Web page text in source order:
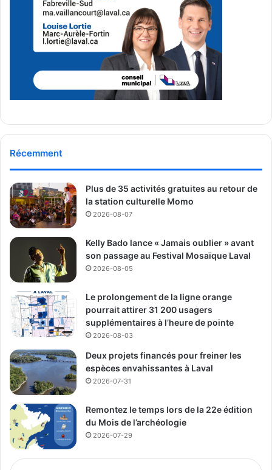
Élaine Thibert, Emilie-Claire Barlow et Beyries.
Dans le Vieux-Sainte-Rose, des spectacles de Sandrine
Masse, Maxence Lapierre, Mélissa Ouimet et Banitsa sont
aussi prévus. La berge aux Quatre-Vents accueillera
notamment Le Winston Band et Nicolas Pellerin et Les
Grands Hurleurs.
À Chomedey, le parc Légaré recevra Elida Almeida et
Gabrielle Destroismaisons, tandis que la zone Saint-
Du côté du Vieux-Sainte-Dorothée, la place publique
recevra Zébulon, Less Toches, The Howlin’ Hound Dogs et
Sandrine Hébert. La Maison des Arts, dans le secteur
Montmorency, proposera aussi plusieurs rendez-vous,
dont Boubé, Maïa Barouh, Grèn Sémé et Constellation de
cordes.
Des sites avec animation,
restauration et parfois navette
Selon la documentation transmise, certains sites offriront
aussi des animations, des services de bar, des camions-
restaurants ou des restaurants à proximité. Un service
gratuit de navette est aussi annoncé pour certains
événements, au départ du stationnement de l’hôtel de
ville.
Récemment
Plus de 35 activités gratuites au retour de
la station culturelle Momo
2026-08-07
Kelly Bado lance « Jamais oublier » avant
son passage au Festival Mosaïque Laval
2026-08-05
Le prolongement de la ligne orange
pourrait attirer 31 200 usagers
supplémentaires à l’heure de pointe
2026-08-03
Deux projets financés pour freiner les
espèces envahissantes à Laval
2026-07-31
Remontez le temps lors de la 22e édition
du Mois de l’archéologie
2026-07-29